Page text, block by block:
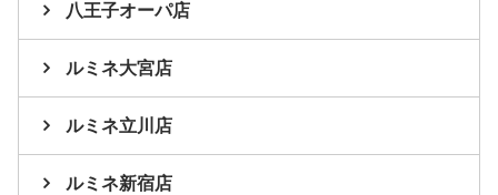
八王子オーパ店
ルミネ大宮店
ルミネ立川店
ルミネ新宿店